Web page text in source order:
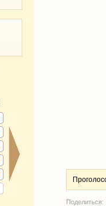
Поделиться: